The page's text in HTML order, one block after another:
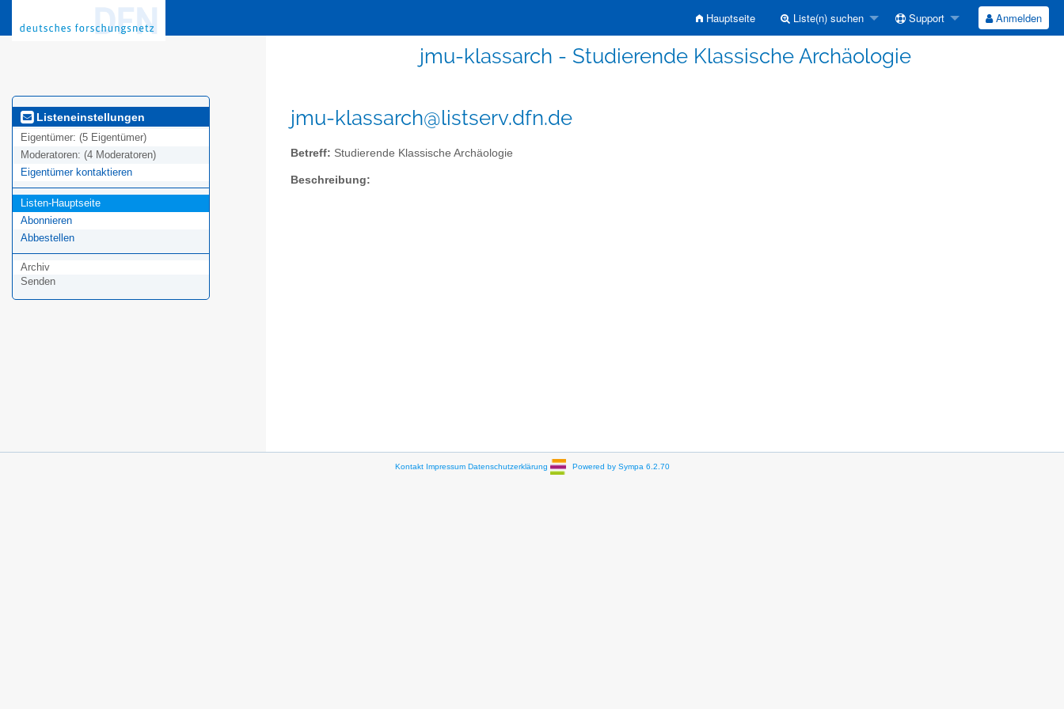
Hauptseite Liste(n) suchen Support Anmelden
jmu-klassarch - Studierende Klassische Archäologie
Listeneinstellungen
Eigentümer: (5 Eigentümer)
Moderatoren: (4 Moderatoren)
Eigentümer kontaktieren
Listen-Hauptseite
Abonnieren
Abbestellen
Archiv
Senden
jmu-klassarch@listserv.dfn.de
Betreff: Studierende Klassische Archäologie
Beschreibung:
Kontakt Impressum Datenschutzerklärung Powered by Sympa 6.2.70